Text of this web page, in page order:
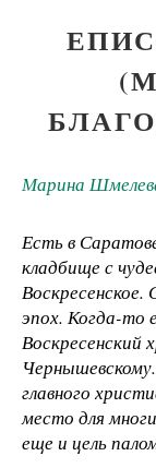
Марина
Есть в
кладбище с
Воскресенское.
эпох. Когда-то
Воскресенский
главного
место для
еще и цель